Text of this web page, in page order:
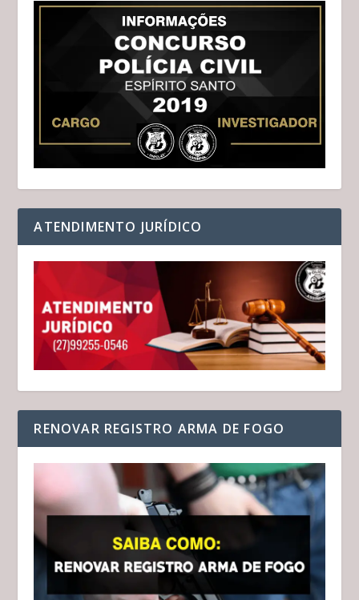
ATENDIMENTO JURÍDICO
RENOVAR REGISTRO ARMA DE FOGO